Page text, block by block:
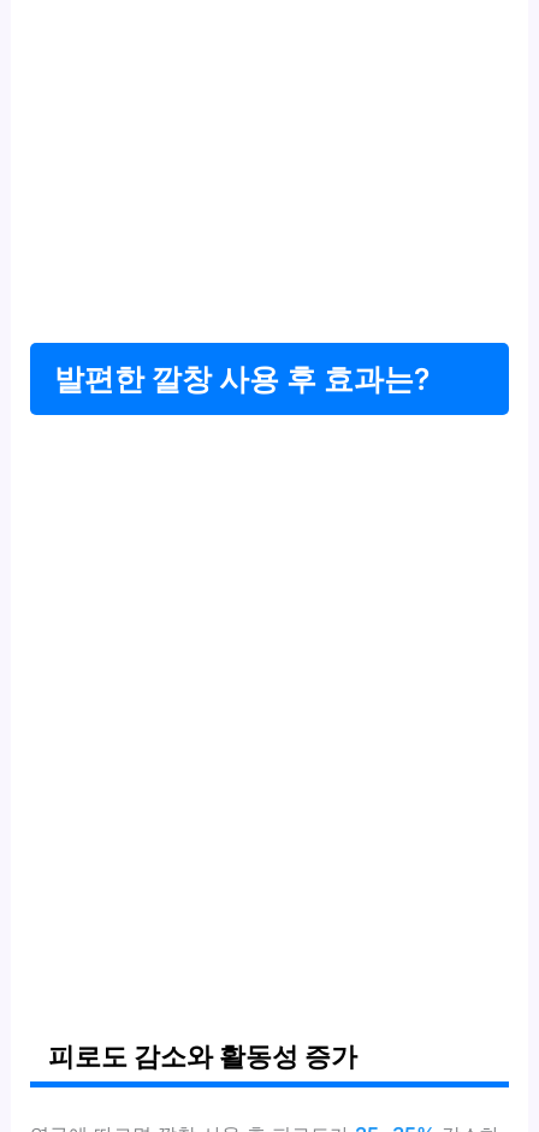
발편한 깔창 사용 후 효과는?
피로도 감소와 활동성 증가